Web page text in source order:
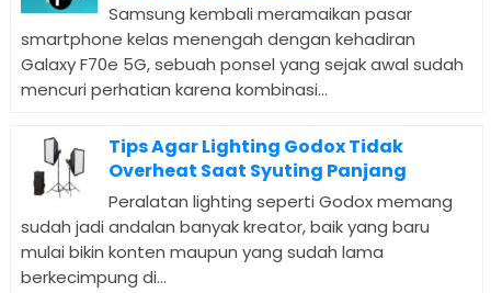
Samsung kembali meramaikan pasar
smartphone kelas menengah dengan kehadiran
Galaxy F70e 5G, sebuah ponsel yang sejak awal sudah
mencuri perhatian karena kombinasi...
Tips Agar Lighting Godox Tidak
Overheat Saat Syuting Panjang
Peralatan lighting seperti Godox memang
sudah jadi andalan banyak kreator, baik yang baru
mulai bikin konten maupun yang sudah lama
berkecimpung di...